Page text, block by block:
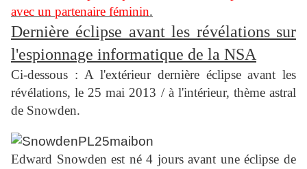
avec un partenaire féminin.
Dernière éclipse avant les révélations sur
l'espionnage informatique de la NSA
Ci-dessous : A l'extérieur dernière éclipse avant les
révélations, le 25 mai 2013 / à l'intérieur, thème astral
de Snowden.
Edward Snowden est né 4 jours avant une éclipse de